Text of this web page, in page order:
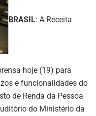
BRASIL: A Receita
hoje (19) para
e funcionalidades do
de Renda da Pessoa
do Ministério da